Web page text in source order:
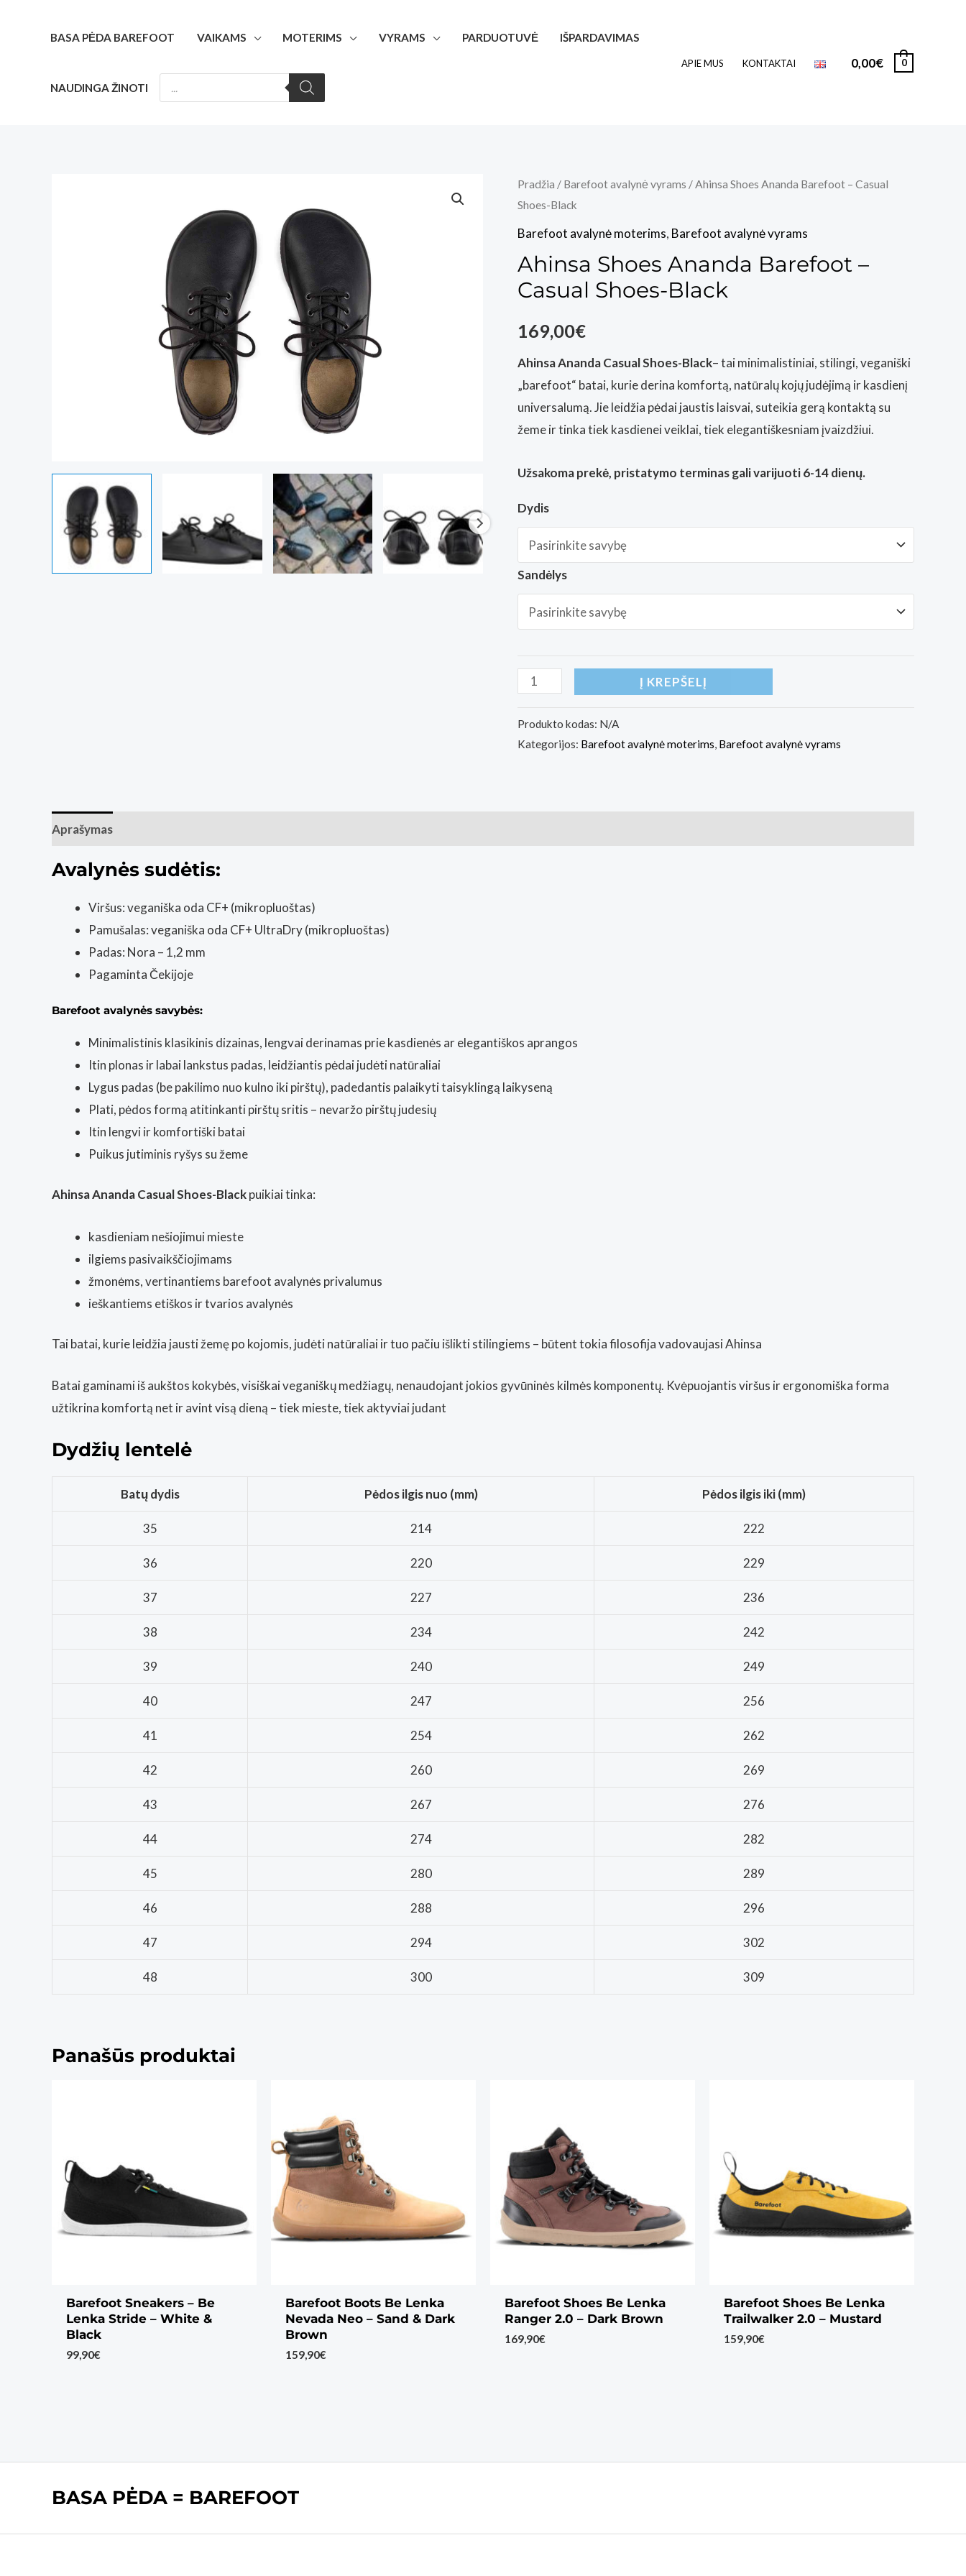
BASA PĖDA BAREFOOT VAIKAMS MOTERIMS VYRAMS PARDUOTUVĖ IŠPARDAVIMAS
NAUDINGA ŽINOTI
PRODUCTS
SEARCH
APIE MUS KONTAKTAI 0,00€ 0
Pradžia / Barefoot avalynė vyrams / Ahinsa Shoes Ananda Barefoot – Casual
Shoes-Black
Barefoot avalynė moterims, Barefoot avalynė vyrams
Ahinsa Shoes Ananda Barefoot –
Casual Shoes-Black
169,00€
Ahinsa Ananda Casual Shoes-Black– tai minimalistiniai, stilingi, veganiški
„barefoot“ batai, kurie derina komfortą, natūralų kojų judėjimą ir kasdienį
universalumą. Jie leidžia pėdai jaustis laisvai, suteikia gerą kontaktą su
žeme ir tinka tiek kasdienei veiklai, tiek elegantiškesniam įvaizdžiui.
Užsakoma prekė, pristatymo terminas gali varijuoti 6-14 dienų.
Dydis
Sandėlys
produkto
Ahinsa
Shoes
Į KREPŠELĮ
Produkto kodas: N/A
Kategorijos: Barefoot avalynė moterims, Barefoot avalynė vyrams
Aprašymas
Avalynės sudėtis:
Viršus: veganiška oda CF+ (mikropluoštas)
Pamušalas: veganiška oda CF+ UltraDry (mikropluoštas)
Padas: Nora – 1,2 mm
Pagaminta Čekijoje
Barefoot avalynės savybės:
Minimalistinis klasikinis dizainas, lengvai derinamas prie kasdienės ar elegantiškos aprangos
Itin plonas ir labai lankstus padas, leidžiantis pėdai judėti natūraliai
Lygus padas (be pakilimo nuo kulno iki pirštų), padedantis palaikyti taisyklingą laikyseną
Plati, pėdos formą atitinkanti pirštų sritis – nevaržo pirštų judesių
Itin lengvi ir komfortiški batai
Puikus jutiminis ryšys su žeme
Ahinsa Ananda Casual Shoes-Blackpuikiai tinka:
kasdieniam nešiojimui mieste
ilgiems pasivaikščiojimams
žmonėms, vertinantiems barefoot avalynės privalumus
ieškantiems etiškos ir tvarios avalynės
Tai batai, kurie leidžia jausti žemę po kojomis, judėti natūraliai ir tuo pačiu išlikti stilingiems – būtent tokia filosofija vadovaujasiAhinsa
Batai gaminami iš aukštos kokybės, visiškai veganiškų medžiagų, nenaudojant jokios gyvūninės kilmės komponentų. Kvėpuojantis viršus ir ergonomiška forma
užtikrina komfortą net ir avint visą dieną – tiek mieste, tiek aktyviai judant
Dydžių lentelė
Batų dydis Pėdos ilgis nuo (mm) Pėdos ilgis iki (mm)
35 214 222
36 220 229
37 227 236
38 234 242
39 240 249
40 247 256
41 254 262
42 260 269
43 267 276
44 274 282
45 280 289
46 288 296
47 294 302
48 300 309
Panašūs produktai
Barefoot Sneakers – Be
Lenka Stride – White &
Black
99,90€
Barefoot Boots Be Lenka
Nevada Neo – Sand & Dark
Brown
159,90€
Barefoot Shoes Be Lenka
Ranger 2.0 – Dark Brown
169,90€
Barefoot Shoes Be Lenka
Trailwalker 2.0 – Mustard
159,90€
BASA PĖDA = BAREFOOT